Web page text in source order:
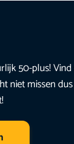
50-plus!
niet missen